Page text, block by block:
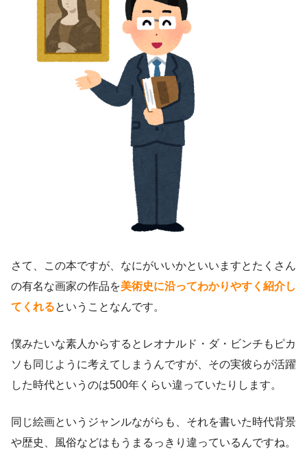
さて、この本ですが、なにがいいかといいますとたくさん
の有名な画家の作品を美術史に沿ってわかりやすく紹介し
てくれるということなんです。
僕みたいな素人からするとレオナルド・ダ・ビンチもピカ
ソも同じように考えてしまうんですが、その実彼らが活躍
した時代というのは500年くらい違っていたりします。
同じ絵画というジャンルながらも、それを書いた時代背景
や歴史、風俗などはもうまるっきり違っているんですね。